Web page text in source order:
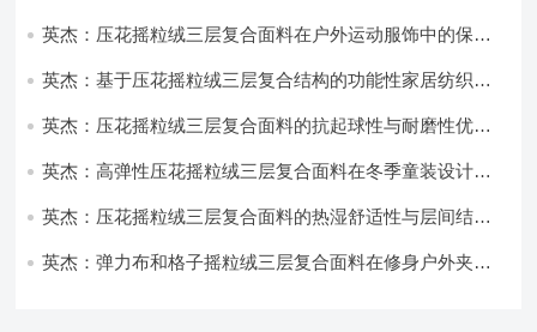
英杰：压花摇粒绒三层复合面料在户外运动服饰中的保暖
英杰：基于压花摇粒绒三层复合结构的功能性家居纺织品
英杰：压花摇粒绒三层复合面料的抗起球性与耐磨性优化
英杰：高弹性压花摇粒绒三层复合面料在冬季童装设计中
英杰：压花摇粒绒三层复合面料的热湿舒适性与层间结合
英杰：弹力布和格子摇粒绒三层复合面料在修身户外夹克